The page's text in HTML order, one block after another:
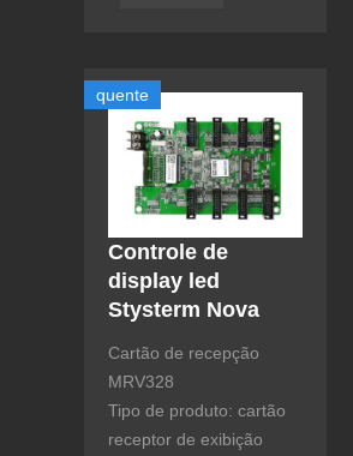
quente
Controle de
display led
Stysterm Nova
Cartão de recepção
MRV328
Tipo de produto: cartão
receptor de exibição